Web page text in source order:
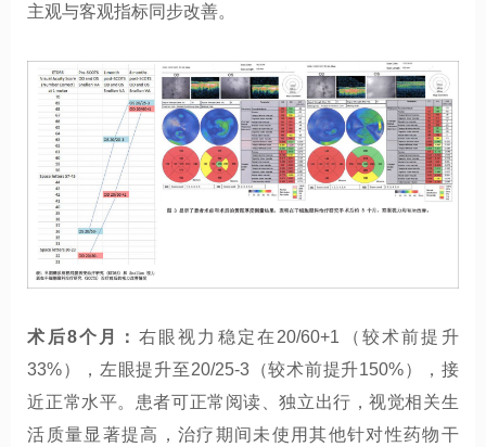
主观与客观指标同步改善。
术后8个月： 右眼视力稳定在20/60+1（较术前提升
33%），左眼提升至20/25-3（较术前提升150%），接
近正常水平。患者可正常阅读、独立出行，视觉相关生
活质量显著提高，治疗期间未使用其他针对性药物干